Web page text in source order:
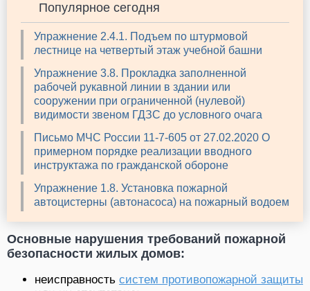
Популярное сегодня
Упражнение 2.4.1. Подъем по штурмовой
лестнице на четвертый этаж учебной башни
Упражнение 3.8. Прокладка заполненной
рабочей рукавной линии в здании или
сооружении при ограниченной (нулевой)
видимости звеном ГДЗС до условного очага
Письмо МЧС России 11-7-605 от 27.02.2020 О
примерном порядке реализации вводного
инструктажа по гражданской обороне
Упражнение 1.8. Установка пожарной
автоцистерны (автонасоса) на пожарный водоем
Основные нарушения требований пожарной
безопасности жилых домов:
неисправность систем противопожарной защиты